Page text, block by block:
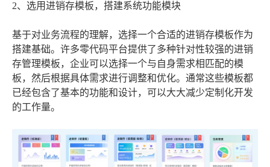
2、选用进销存模板，搭建系统功能模块
基于对业务流程的理解，选择一个合适的进销存模板作为
搭建基础。许多零代码平台提供了多种针对性较强的进销
存管理模板，企业可以选择一个与自身需求相匹配的模
板，然后根据具体需求进行调整和优化。通常这些模板都
已经包含了基本的功能和设计，可以大大减少定制化开发
的工作量。